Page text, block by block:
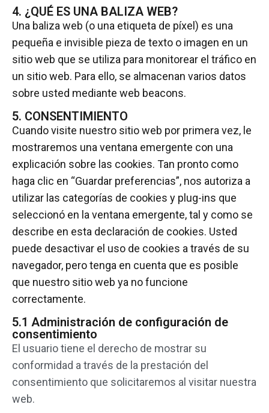
4. ¿QUÉ ES UNA BALIZA WEB?
Una baliza web (o una etiqueta de píxel) es una
pequeña e invisible pieza de texto o imagen en un
sitio web que se utiliza para monitorear el tráfico en
un sitio web. Para ello, se almacenan varios datos
sobre usted mediante web beacons.
5. CONSENTIMIENTO
Cuando visite nuestro sitio web por primera vez, le
mostraremos una ventana emergente con una
explicación sobre las cookies. Tan pronto como
haga clic en “Guardar preferencias”, nos autoriza a
utilizar las categorías de cookies y plug-ins que
seleccionó en la ventana emergente, tal y como se
describe en esta declaración de cookies. Usted
puede desactivar el uso de cookies a través de su
navegador, pero tenga en cuenta que es posible
que nuestro sitio web ya no funcione
correctamente.
5.1 Administración de configuración de
consentimiento
El usuario tiene el derecho de mostrar su
conformidad a través de la prestación del
consentimiento que solicitaremos al visitar nuestra
web.